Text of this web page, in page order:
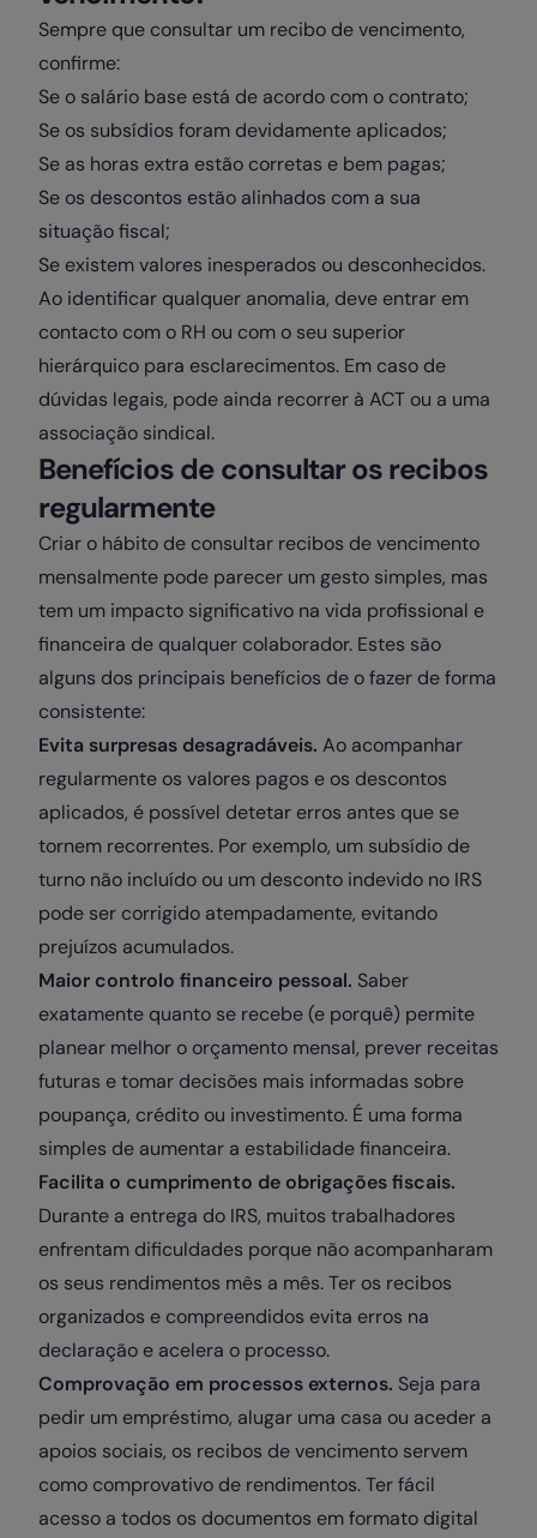
Sempre que consultar um recibo de vencimento,
confirme:
Se o salário base está de acordo com o contrato;
Se os subsídios foram devidamente aplicados;
Se as horas extra estão corretas e bem pagas;
Se os descontos estão alinhados com a sua
situação fiscal;
Se existem valores inesperados ou desconhecidos.
Ao identificar qualquer anomalia, deve entrar em
contacto com o RH ou com o seu superior
hierárquico para esclarecimentos. Em caso de
dúvidas legais, pode ainda recorrer à ACT ou a uma
associação sindical.
Benefícios de consultar os recibos
regularmente
Criar o hábito de consultar recibos de vencimento
mensalmente pode parecer um gesto simples, mas
tem um impacto significativo na vida profissional e
financeira de qualquer colaborador. Estes são
alguns dos principais benefícios de o fazer de forma
consistente:
Evita surpresas desagradáveis. Ao acompanhar
regularmente os valores pagos e os descontos
aplicados, é possível detetar erros antes que se
tornem recorrentes. Por exemplo, um subsídio de
turno não incluído ou um desconto indevido no IRS
pode ser corrigido atempadamente, evitando
prejuízos acumulados.
Maior controlo financeiro pessoal. Saber
exatamente quanto se recebe (e porquê) permite
planear melhor o orçamento mensal, prever receitas
futuras e tomar decisões mais informadas sobre
poupança, crédito ou investimento. É uma forma
simples de aumentar a estabilidade financeira.
Facilita o cumprimento de obrigações fiscais.
Durante a entrega do IRS, muitos trabalhadores
enfrentam dificuldades porque não acompanharam
os seus rendimentos mês a mês. Ter os recibos
organizados e compreendidos evita erros na
declaração e acelera o processo.
Comprovação em processos externos. Seja para
pedir um empréstimo, alugar uma casa ou aceder a
apoios sociais, os recibos de vencimento servem
como comprovativo de rendimentos. Ter fácil
acesso a todos os documentos em formato digital